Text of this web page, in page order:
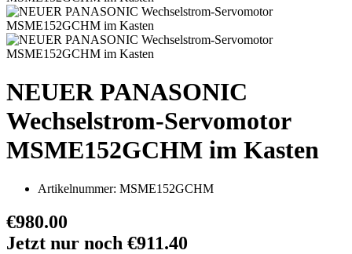
NEUER PANASONIC
Wechselstrom-Servomotor
MSME152GCHM im Kasten
Artikelnummer: MSME152GCHM
€980.00
Jetzt nur noch €911.40